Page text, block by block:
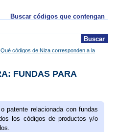
Buscar códigos que contengan
códigos de Niza corresponden a la
FUNDAS PARA
patente relacionada con fundas
los códigos de productos y/o